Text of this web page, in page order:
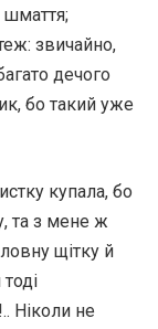
шмаття;
звичайно,
дечого
бо такий уже
купала, бо
та з мене ж
щітку й
Ніколи не